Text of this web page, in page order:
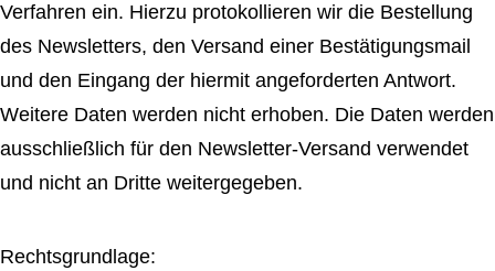
Verfahren ein. Hierzu protokollieren wir die Bestellung
des Newsletters, den Versand einer Bestätigungsmail
und den Eingang der hiermit angeforderten Antwort.
Weitere Daten werden nicht erhoben. Die Daten werden
ausschließlich für den Newsletter-Versand verwendet
und nicht an Dritte weitergegeben.
Rechtsgrundlage: